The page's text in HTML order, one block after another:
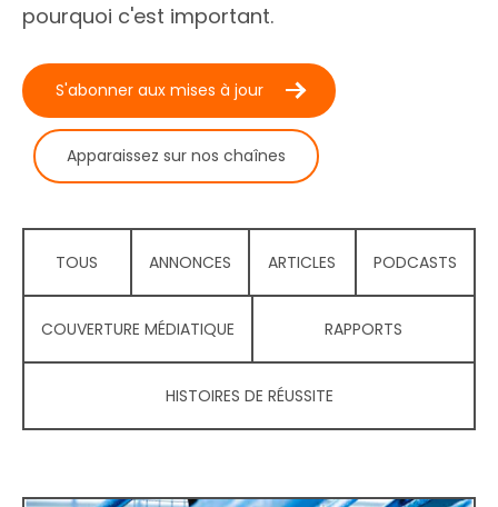
pourquoi c'est important.
S'abonner aux mises à jour
Apparaissez sur nos chaînes
TOUS ANNONCES ARTICLES PODCASTS
COUVERTURE MÉDIATIQUE RAPPORTS
HISTOIRES DE RÉUSSITE